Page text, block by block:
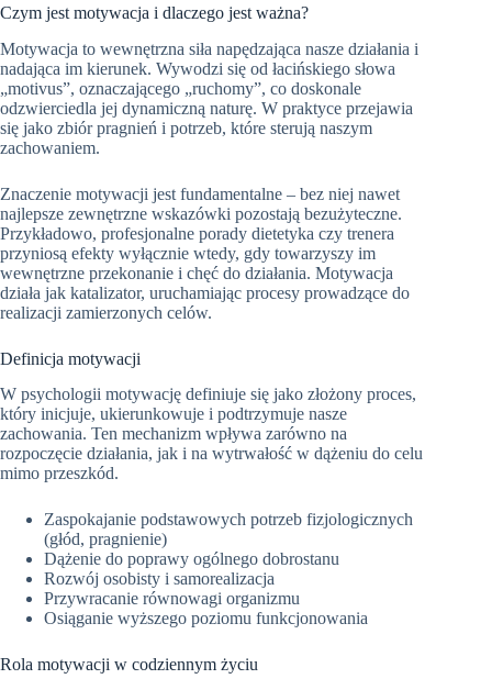
Czym jest motywacja i dlaczego jest ważna?
Motywacja to wewnętrzna siła napędzająca nasze działania i
nadająca im kierunek. Wywodzi się od łacińskiego słowa
„motivus”, oznaczającego „ruchomy”, co doskonale
odzwierciedla jej dynamiczną naturę. W praktyce przejawia
się jako zbiór pragnień i potrzeb, które sterują naszym
zachowaniem.
Znaczenie motywacji jest fundamentalne – bez niej nawet
najlepsze zewnętrzne wskazówki pozostają bezużyteczne.
Przykładowo, profesjonalne porady dietetyka czy trenera
przyniosą efekty wyłącznie wtedy, gdy towarzyszy im
wewnętrzne przekonanie i chęć do działania. Motywacja
działa jak katalizator, uruchamiając procesy prowadzące do
realizacji zamierzonych celów.
Definicja motywacji
W psychologii motywację definiuje się jako złożony proces,
który inicjuje, ukierunkowuje i podtrzymuje nasze
zachowania. Ten mechanizm wpływa zarówno na
rozpoczęcie działania, jak i na wytrwałość w dążeniu do celu
mimo przeszkód.
Zaspokajanie podstawowych potrzeb fizjologicznych
(głód, pragnienie)
Dążenie do poprawy ogólnego dobrostanu
Rozwój osobisty i samorealizacja
Przywracanie równowagi organizmu
Osiąganie wyższego poziomu funkcjonowania
Rola motywacji w codziennym życiu